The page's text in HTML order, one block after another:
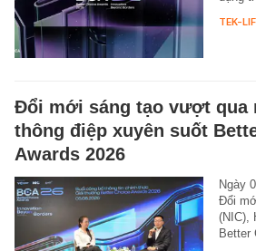
TEK-
Đổi mới sáng tạo vượt qua
thông điệp xuyên suốt
Awards 2026
Ngày
Đổi
(NIC),
Better